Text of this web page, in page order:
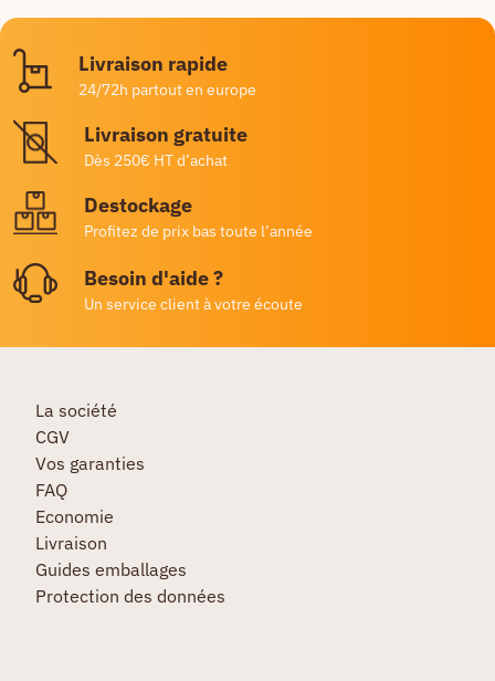
Livraison rapide
24/72h partout en europe
Livraison gratuite
Dès 250€ HT d’achat
Destockage
Profitez de prix bas toute l’année
Besoin d'aide ?
Un service client à votre écoute
La société
CGV
Vos garanties
FAQ
Economie
Livraison
Guides emballages
Protection des données